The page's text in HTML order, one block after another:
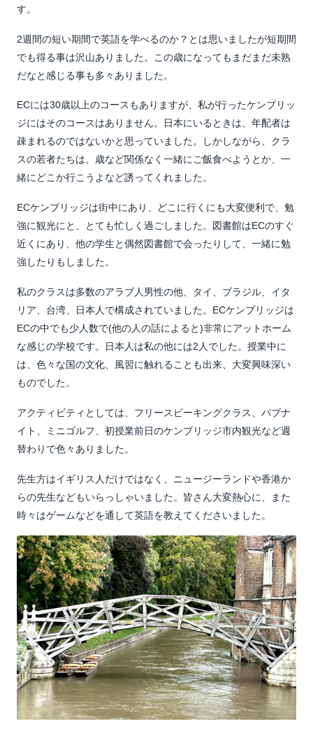
す。
2週間の短い期間で英語を学べるのか？とは思いましたが短期間
でも得る事は沢山ありました。この歳になってもまだまだ未熟
だなと感じる事も多々ありました。
ECには30歳以上のコースもありますが、私が行ったケンブリッ
ジにはそのコースはありません。日本にいるときは、年配者は
疎まれるのではないかと思っていました。しかしながら、クラ
スの若者たちは、歳など関係なく一緒にご飯食べようとか、一
緒にどこか行こうよなど誘ってくれました。
ECケンブリッジは街中にあり、どこに行くにも大変便利で、勉
強に観光にと、とても忙しく過ごしました。図書館はECのすぐ
近くにあり、他の学生と偶然図書館で会ったりして、一緒に勉
強したりもしました。
私のクラスは多数のアラブ人男性の他、タイ、ブラジル、イタ
リア、台湾、日本人で構成されていました。ECケンブリッジは
ECの中でも少人数で(他の人の話によると)非常にアットホーム
な感じの学校です。日本人は私の他には2人でした。授業中に
は、色々な国の文化、風習に触れることも出来、大変興味深い
ものでした。
アクティビティとしては、フリースピーキングクラス、パブナ
イト、ミニゴルフ、初授業前日のケンブリッジ市内観光など週
替わりで色々ありました。
先生方はイギリス人だけではなく、ニュージーランドや香港か
らの先生などもいらっしゃいました。皆さん大変熱心に、また
時々はゲームなどを通して英語を教えてくださいました。